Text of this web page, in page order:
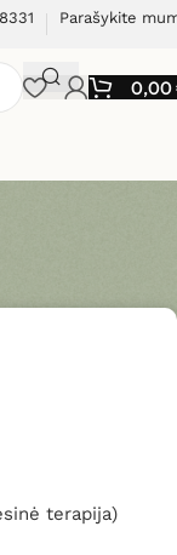
Parašykite
0,00
terapija)